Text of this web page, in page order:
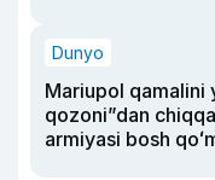
Dunyo
Mariupol qamalini
qozoni”dan
armiyasi bosh